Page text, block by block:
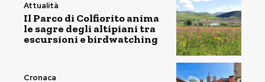
Attualità
Il Parco di Colfiorito anima
le sagre degli altipiani tra
escursioni e birdwatching
Cronaca